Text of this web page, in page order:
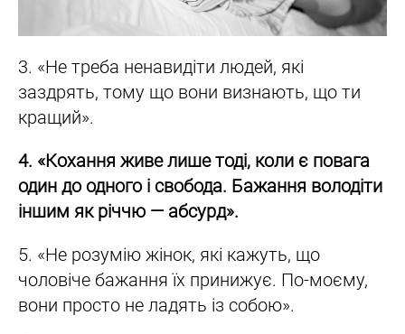
3. «Не треба ненавидіти людей, які
заздрять, тому що вони визнають, що ти
кращий».
4. «Кохання живе лише тоді, коли є повага
один до одного і свобода. Бажання володіти
іншим як річчю — абсурд».
5. «Не розумію жінок, які кажуть, що
чоловіче бажання їх принижує. По-моєму,
вони просто не ладять із собою».